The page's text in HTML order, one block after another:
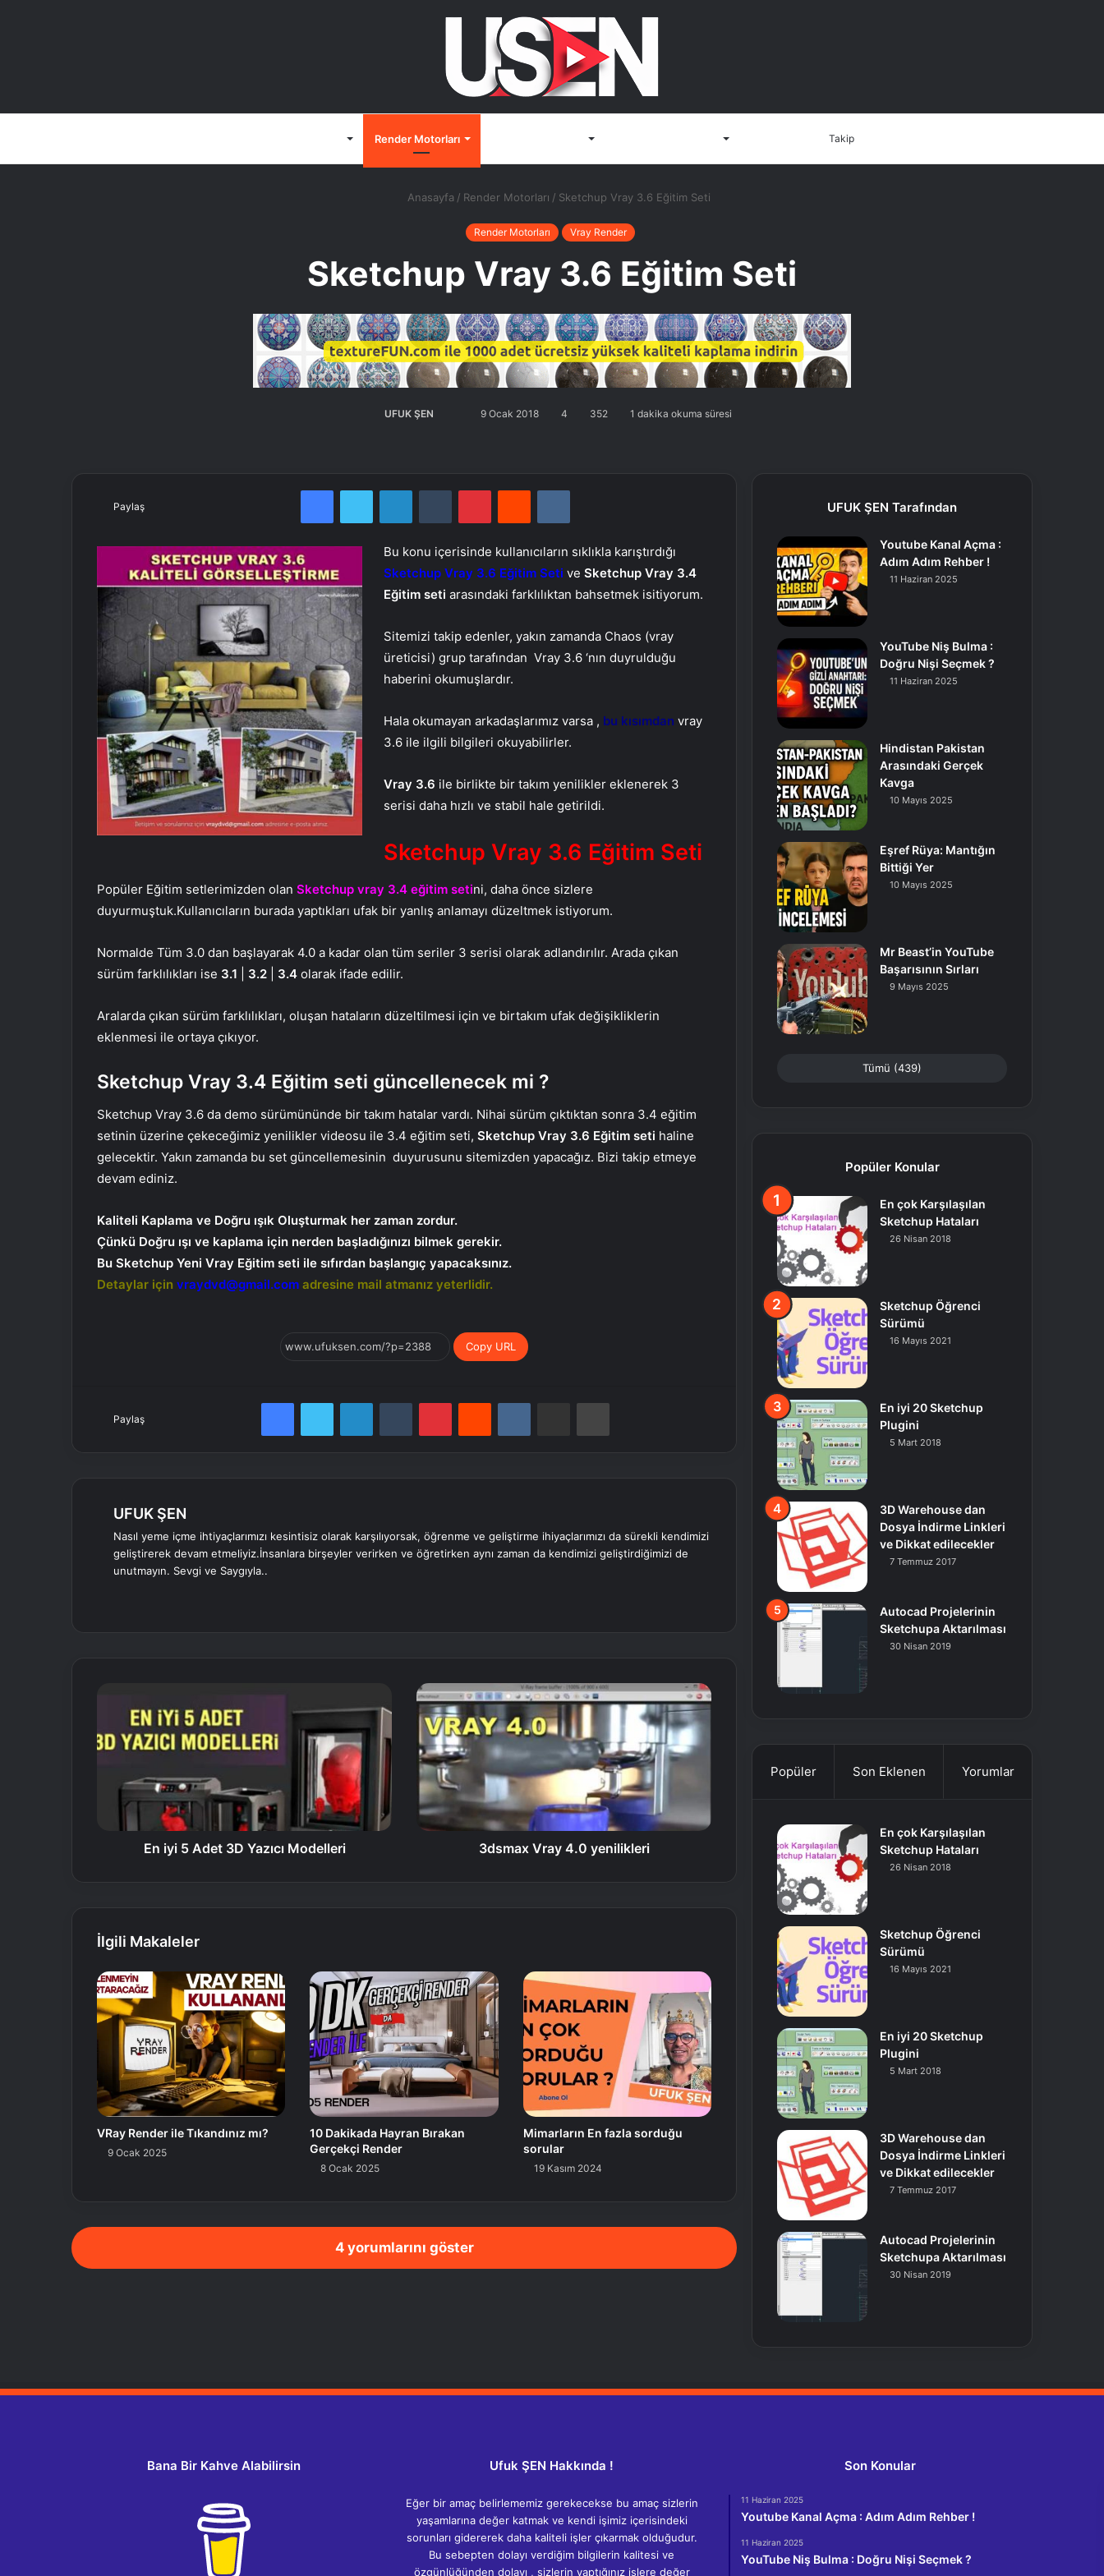
Render Motorları Takip
Anasayfa / Render Motorları / Sketchup Vray 3.6 Eğitim Seti
Render Motorları Vray Render
Sketchup Vray 3.6 Eğitim Seti
UFUK ŞEN
Twitter'da9 Ocak 2018 4 352 1 dakika okuma süresi
Paylaş
Facebook Twitter LinkedIn Tumblr Pinterest Reddit VKontakte
Bu konu içerisinde kullanıcıların sıklıkla karıştırdığı
Sketchup Vray 3.6 Eğitim Seti veSketchup Vray 3.4
Eğitim seti arasındaki farklılıktan bahsetmek isitiyorum.
Sitemizi takip edenler, yakın zamanda Chaos (vray
üreticisi) grup tarafından Vray 3.6 ‘nın duyrulduğu
haberini okumuşlardır.
Hala okumayan arkadaşlarımız varsa , bu kısımdan vray
3.6 ile ilgili bilgileri okuyabilirler.
Vray 3.6 ile birlikte bir takım yenilikler eklenerek 3
serisi daha hızlı ve stabil hale getirildi.
Sketchup Vray 3.6 Eğitim Seti
Popüler Eğitim setlerimizden olan Sketchup vray 3.4 eğitim setini, daha önce sizlere
duyurmuştuk.Kullanıcıların burada yaptıkları ufak bir yanlış anlamayı düzeltmek istiyorum.
Normalde Tüm 3.0 dan başlayarak 4.0 a kadar olan tüm seriler 3 serisi olarak adlandırılır. Arada çıkan
sürüm farklılıkları ise 3.1 3.2 3.4 olarak ifade edilir.
Aralarda çıkan sürüm farklılıkları, oluşan hataların düzeltilmesi için ve birtakım ufak değişikliklerin
eklenmesi ile ortaya çıkıyor.
Sketchup Vray 3.4 Eğitim seti güncellenecek mi ?
Sketchup Vray 3.6 da demo sürümününde bir takım hatalar vardı. Nihai sürüm çıktıktan sonra 3.4 eğitim
setinin üzerine çekeceğimiz yenilikler videosu ile 3.4 eğitim seti, Sketchup Vray 3.6 Eğitim seti haline
gelecektir. Yakın zamanda bu set güncellemesinin duyurusunu sitemizden yapacağız. Bizi takip etmeye
devam ediniz.
Kaliteli Kaplama ve Doğru ışık Oluşturmak her zaman zordur.
Çünkü Doğru ışı ve kaplama için nerden başladığınızı bilmek gerekir.
Bu Sketchup Yeni Vray Eğitim seti ile sıfırdan başlangıç yapacaksınız.
Detaylar için vraydvd@gmail.com adresine mail atmanız yeterlidir.
Copy URL
Paylaş
Facebook Twitter LinkedIn Tumblr Pinterest Reddit VKontakte Yazdır
UFUK ŞEN
Nasıl yeme içme ihtiyaçlarımızı kesintisiz olarak karşılıyorsak, öğrenme ve geliştirme ihiyaçlarımızı da sürekli kendimizi
geliştirerek devam etmeliyiz.İnsanlara birşeyler verirken ve öğretirken aynı zaman da kendimizi geliştirdiğimizi de
unutmayın. Sevgi ve Saygıyla..
En iyi 5 Adet 3D Yazıcı Modelleri 3dsmax Vray 4.0 yenilikleri
İlgili Makaleler
VRay Render ile Tıkandınız mı?
9 Ocak 2025
10 Dakikada Hayran Bırakan
Gerçekçi Render
8 Ocak 2025
Mimarların En fazla sorduğu
sorular
19 Kasım 2024
4 yorumlarını göster
UFUK ŞEN Tarafından
Youtube Kanal Açma :
Adım Adım Rehber !
11 Haziran 2025
YouTube Niş Bulma :
Doğru Nişi Seçmek ?
11 Haziran 2025
Hindistan Pakistan
Arasındaki Gerçek
Kavga
10 Mayıs 2025
Eşref Rüya: Mantığın
Bittiği Yer
10 Mayıs 2025
Mr Beast’in YouTube
Başarısının Sırları
9 Mayıs 2025
Tümü (439)
Popüler Konular
En çok Karşılaşılan
Sketchup Hataları
26 Nisan 2018
Sketchup Öğrenci
Sürümü
16 Mayıs 2021
En iyi 20 Sketchup
Plugini
5 Mart 2018
3D Warehouse dan
Dosya İndirme Linkleri
ve Dikkat edilecekler
7 Temmuz 2017
Autocad Projelerinin
Sketchupa Aktarılması
30 Nisan 2019
Popüler Son Eklenen Yorumlar
En çok Karşılaşılan
Sketchup Hataları
26 Nisan 2018
Sketchup Öğrenci
Sürümü
16 Mayıs 2021
En iyi 20 Sketchup
Plugini
5 Mart 2018
3D Warehouse dan
Dosya İndirme Linkleri
ve Dikkat edilecekler
7 Temmuz 2017
Autocad Projelerinin
Sketchupa Aktarılması
30 Nisan 2019
Bana Bir Kahve Alabilirsin Ufuk ŞEN Hakkında !
Eğer bir amaç belirlememiz gerekecekse bu amaç sizlerin
yaşamlarına değer katmak ve kendi işimiz içerisindeki
sorunları gidererek daha kaliteli işler çıkarmak olduğudur.
Bu sebepten dolayı verdiğim bilgilerin kalitesi ve
özgünlüğünden dolayı , sizlerin yaptığınız işlere değer
Son Konular
11 Haziran 2025
Youtube Kanal Açma : Adım Adım Rehber !
11 Haziran 2025
YouTube Niş Bulma : Doğru Nişi Seçmek ?